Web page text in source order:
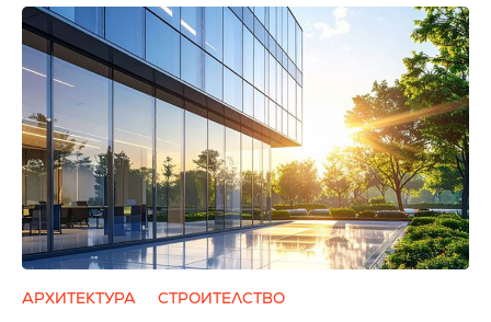
АРХИТЕКТУРА СТРОИТЕЛСТВО